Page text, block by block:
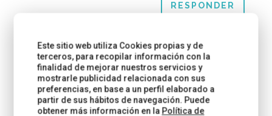
RESPONDER
Silvia el 19/02/2025 a las 21:41
Hola!, buenas noches!, estoy buscando
Este sitio web utiliza Cookies propias y de
terceros, para recopilar información con la
finalidad de mejorar nuestros servicios y
mostrarle publicidad relacionada con sus
preferencias, en base a un perfil elaborado a
partir de sus hábitos de navegación. Puede
obtener más información en la Política de